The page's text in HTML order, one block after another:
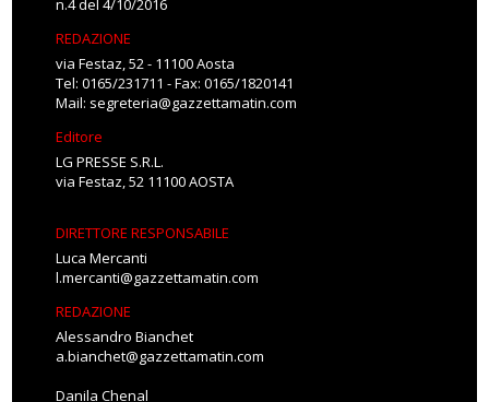
n.4 del 4/10/2016
REDAZIONE
via Festaz, 52 - 11100 Aosta
Tel: 0165/231711 - Fax: 0165/1820141
Mail: segreteria@gazzettamatin.com
Editore
LG PRESSE S.R.L.
via Festaz, 52 11100 AOSTA
DIRETTORE RESPONSABILE
Luca Mercanti
l.mercanti@gazzettamatin.com
REDAZIONE
Alessandro Bianchet
a.bianchet@gazzettamatin.com
Danila Chenal